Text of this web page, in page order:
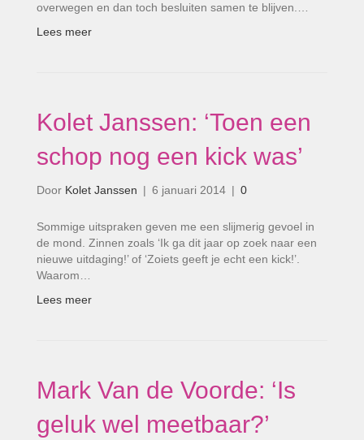
overwegen en dan toch besluiten samen te blijven.…
Lees meer
Kolet Janssen: ‘Toen een
schop nog een kick was’
Door Kolet Janssen | 6 januari 2014 | 0
Sommige uitspraken geven me een slijmerig gevoel in
de mond. Zinnen zoals ‘Ik ga dit jaar op zoek naar een
nieuwe uitdaging!’ of ‘Zoiets geeft je echt een kick!’.
Waarom…
Lees meer
Mark Van de Voorde: ‘Is
geluk wel meetbaar?’